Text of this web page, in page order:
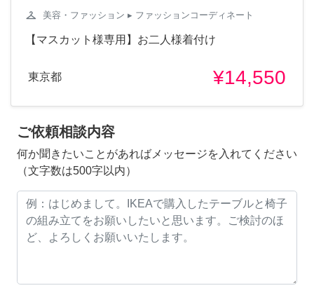
checkroom 美容・ファッション ▸ ファッションコーディネート
【マスカット様専用】お二人様着付け
東京都 ¥14,550
ご依頼相談内容
何か聞きたいことがあればメッセージを入れてください
（文字数は500字以内）